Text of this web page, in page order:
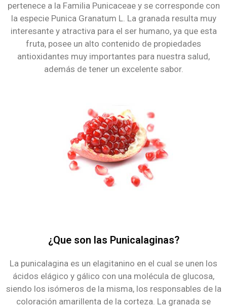
pertenece a la Familia Punicaceae y se corresponde con
la especie Punica Granatum L. La granada resulta muy
interesante y atractiva para el ser humano, ya que esta
fruta, posee un alto contenido de propiedades
antioxidantes muy importantes para nuestra salud,
además de tener un excelente sabor.
¿Que son las Punicalaginas?
La punicalagina es un elagitanino en el cual se unen los
ácidos elágico y gálico con una molécula de glucosa,
siendo los isómeros de la misma, los responsables de la
coloración amarillenta de la corteza. La granada se